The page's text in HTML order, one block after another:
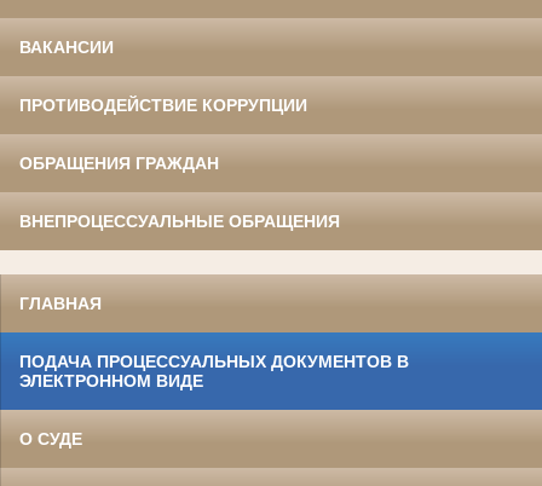
ВАКАНСИИ
ПРОТИВОДЕЙСТВИЕ КОРРУПЦИИ
ОБРАЩЕНИЯ ГРАЖДАН
ВНЕПРОЦЕССУАЛЬНЫЕ ОБРАЩЕНИЯ
ГЛАВНАЯ
ПОДАЧА ПРОЦЕССУАЛЬНЫХ ДОКУМЕНТОВ В
ЭЛЕКТРОННОМ ВИДЕ
О СУДЕ